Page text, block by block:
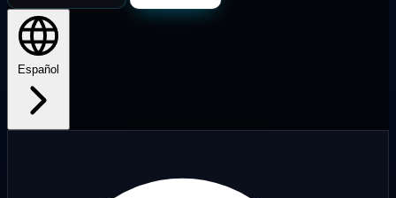
Español